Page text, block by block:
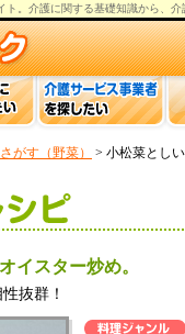
ト。 介護に関する基礎知識から、 介
がす（野菜） > 小松菜とし
イスター炒め。
抜群！